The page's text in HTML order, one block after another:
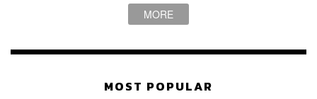
MORE
MOST POPULAR